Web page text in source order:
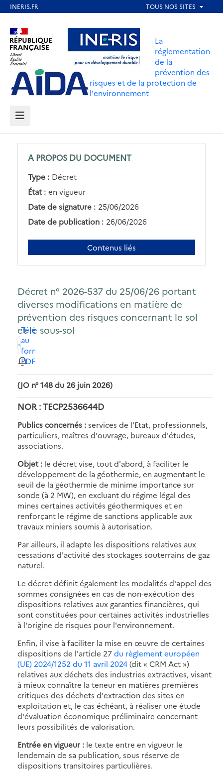
contenu
principal
Aller au contenu Aller au menu
Aller au pied de page
La
réglementation
de la
prévention des
risques et de la protection de
l'environnement
MENU
A PROPOS DU DOCUMENT
Type : Décret
État : en vigueur
Date de signature : 25/06/2026
Date de publication : 26/06/2026
Contenus liés
Décret n° 2026-537 du 25/06/26 portant
diverses modifications en matière de
prévention des risques concernant le sol
et le sous-sol
Télécharger
au
format
PDF
(JO n° 148 du 26 juin 2026)
NOR : TECP2536644D
Publics concernés :services de l'Etat, professionnels,
particuliers, maîtres d'ouvrage, bureaux d'études,
associations.
Objet : le décret vise, tout d'abord, à faciliter le
développement de la géothermie, en augmentant le
seuil de la géothermie de minime importance sur
sonde (à 2 MW), en excluant du régime légal des
mines certaines activités géothermiques et en
renforçant le régime de sanctions applicable aux
travaux miniers soumis à autorisation.
Par ailleurs, il adapte les dispositions relatives aux
cessations d'activité des stockages souterrains de gaz
naturel.
Le décret définit également les modalités d'appel des
sommes consignées en cas de non-exécution des
dispositions relatives aux garanties financières, qui
sont constituées pour certaines activités industrielles
à l'origine de risques pour l'environnement.
Enfin, il vise à faciliter la mise en œuvre de certaines
dispositions de l'article 27du règlement européen
(UE) 2024/1252 du 11 avril 2024(dit « CRM Act »)
relatives aux déchets des industries extractives, visant
à mieux connaître la teneur en matières premières
critiques des déchets d'extraction des sites en
exploitation et, le cas échéant, à réaliser une étude
d'évaluation économique préliminaire concernant
leurs possibilités de valorisation.
Entrée en vigueur : le texte entre en vigueur le
lendemain de sa publication, sous réserve de
dispositions transitoires particulières.